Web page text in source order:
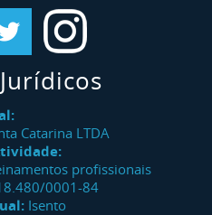
Catarina LTDA
profissionais
0001-84
Isento